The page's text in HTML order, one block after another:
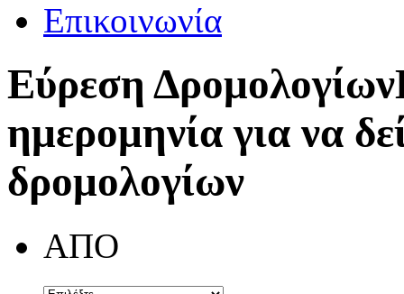
Επικοινωνία
Εύρεση Δρομολογίων
ημερομηνία για να
δρομολογίων
ΑΠΟ